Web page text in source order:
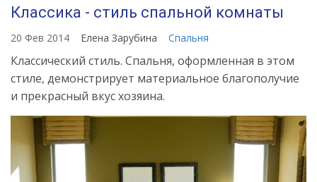
Классика - стиль спальной комнаты
20 Фев 2014 Елена Зарубина Спальня
Классический стиль. Спальня, оформленная в этом
стиле, демонстрирует материальное благополучие
и прекрасный вкус хозяина.